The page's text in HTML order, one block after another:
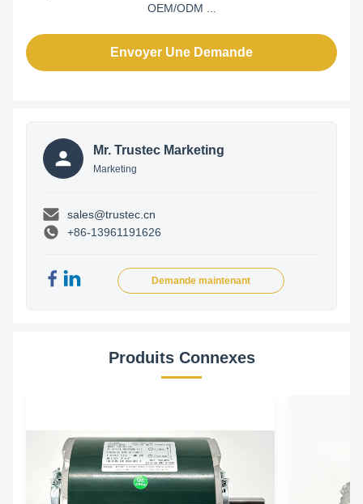
OEM/ODM ...
Envoyer Une Demande
Mr. Trustec Marketing
Marketing
sales@trustec.cn
+86-13961191626
Demande maintenant
Produits Connexes